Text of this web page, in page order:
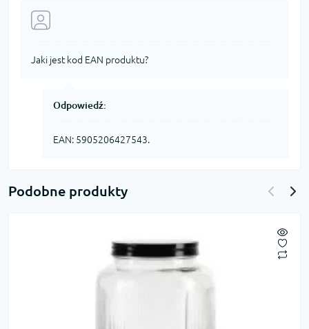
Jaki jest kod EAN produktu?
Odpowiedź:
EAN: 5905206427543.
Podobne produkty